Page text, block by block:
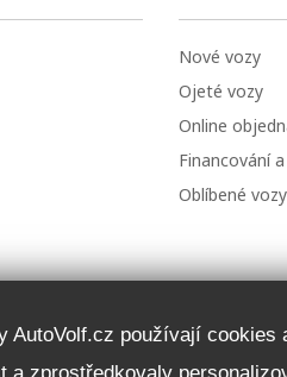
Nové vozy
Ojeté vozy
Online
Financování
Oblíbené vozy
AutoVolf.cz používají